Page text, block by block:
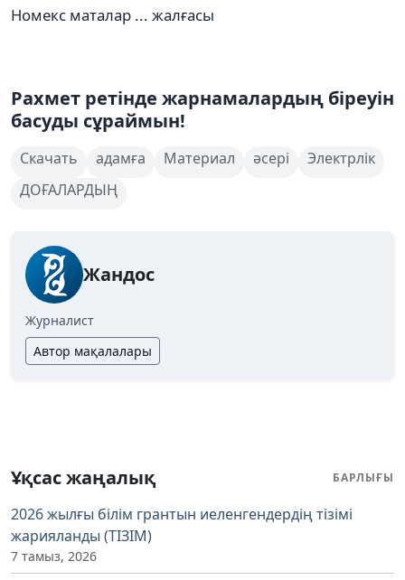
Номекс маталар ... жалғасы
Рахмет ретінде жарнамалардың біреуін
басуды сұраймын!
Скачать адамға Материал әсері
Электрлік
ДОҒАЛАРДЫҢ
Жандос
Журналист
Автор мақалалары
Ұқсас жаңалық БАРЛЫҒЫ
2026 жылғы білім грантын иеленгендердің тізімі
жарияланды (ТІЗІМ)
7 тамыз, 2026